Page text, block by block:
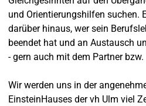
und Orientierungshilfen suchen.
darüber hinaus, wer sein
beendet hat und an Austausch
- gern auch mit dem Partner bzw.
Wir werden uns in der
EinsteinHauses der vh Ulm viel